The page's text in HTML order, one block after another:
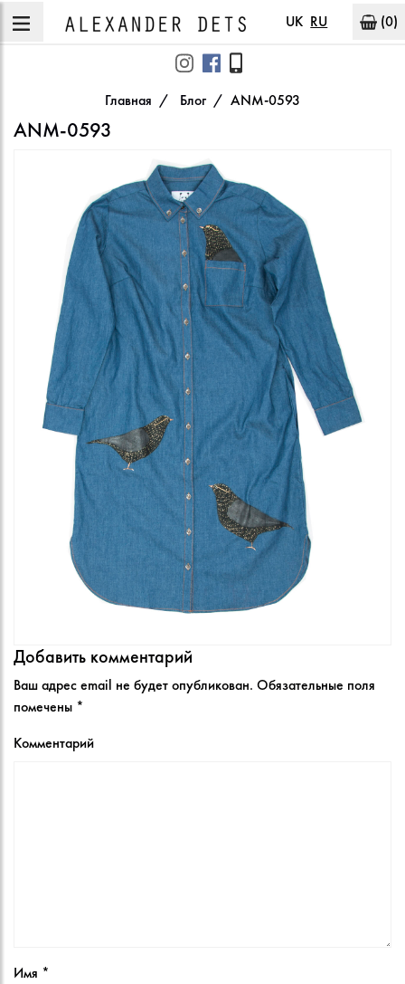
UK RU (0)
Главная Блог ANM-0593
ANM-0593
Добавить комментарий
Ваш адрес email не будет опубликован. Обязательные поля
помечены *
Комментарий
Имя *